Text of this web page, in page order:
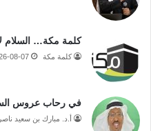
كلمة مكة… السلام لا
كلمة مكة 08-07
في رحاب عروس
أ.د. مبارك بن سعيد